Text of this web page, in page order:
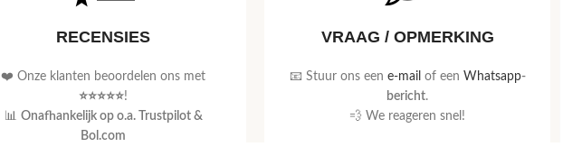
RECENSIES
❤️ Onze klanten beoordelen ons met
⭐⭐⭐⭐⭐!
📊 Onafhankelijk op o.a. Trustpilot &
Bol.com
VRAAG / OPMERKING
📧 Stuur ons een e-mail of een Whatsapp-
bericht.
💨 We reageren snel!